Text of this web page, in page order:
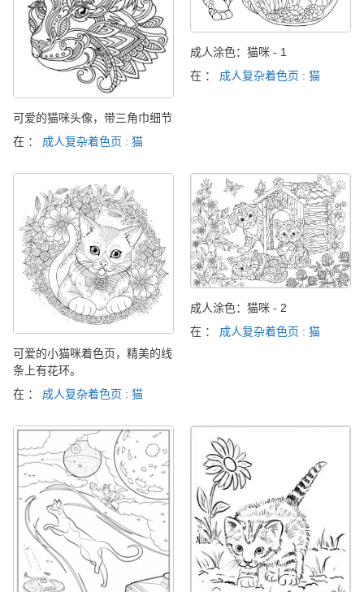
可爱的猫咪头像，带三角巾细节
在 ： 成人复杂着色页 : 猫
成人涂色：猫咪 - 1
在 ： 成人复杂着色页 : 猫
可爱的小猫咪着色页，精美的线
条上有花环。
在 ： 成人复杂着色页 : 猫
成人涂色：猫咪 - 2
在 ： 成人复杂着色页 : 猫